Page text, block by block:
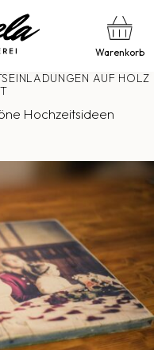
Warenkorb
AUF HOLZ
Hochzeitsideen